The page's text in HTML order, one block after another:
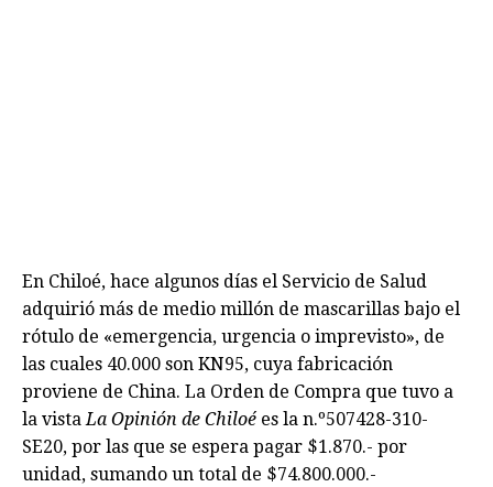
En Chiloé, hace algunos días el Servicio de Salud
adquirió más de medio millón de mascarillas bajo el
rótulo de «emergencia, urgencia o imprevisto», de
las cuales 40.000 son KN95, cuya fabricación
proviene de China. La Orden de Compra que tuvo a
la vistaLa Opinión de Chiloé es la n.º507428-310-
SE20, por las que se espera pagar $1.870.- por
unidad, sumando un total de $74.800.000.-